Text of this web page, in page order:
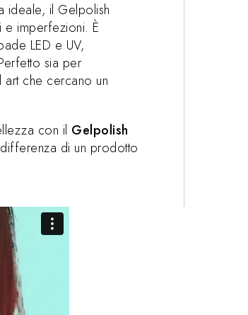
ideale, il Gelpolish
e imperfezioni. È
LED e UV,
sia per
che cercano un
con il Gelpolish
di un prodotto